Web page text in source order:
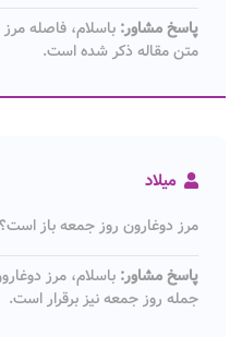
پاسخ مشاور: باسلام، فاصله
متن مقاله ذکر شده است.
میلاد
مرز دوغارون روز جمعه باز است؟
پاسخ مشاور: باسلام، مرز
جمله روز جمعه نیز برقرار است.